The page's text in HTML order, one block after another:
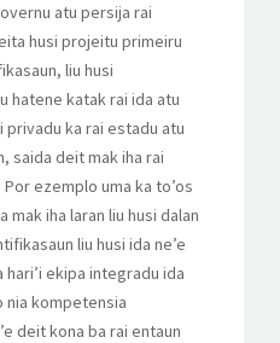
atu persija rai
husi projeitu primeiru
liu husi
hatene katak rai ida atu
privadu ka rai estadu atu
saida deit mak iha rai
ezemplo uma ka to’os
mak iha laran liu husi dalan
liu husi ida ne’e
ekipa integradu ida
nia kompetensia
deit kona ba rai entaun